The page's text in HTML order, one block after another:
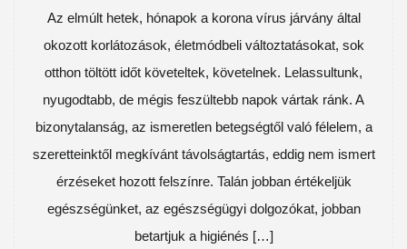
Az elmúlt hetek, hónapok a korona vírus járvány által
okozott korlátozások, életmódbeli változtatásokat, sok
otthon töltött időt követeltek, követelnek. Lelassultunk,
nyugodtabb, de mégis feszültebb napok vártak ránk. A
bizonytalanság, az ismeretlen betegségtől való félelem, a
szeretteinktől megkívánt távolságtartás, eddig nem ismert
érzéseket hozott felszínre. Talán jobban értékeljük
egészségünket, az egészségügyi dolgozókat, jobban
betartjuk a higiénés […]